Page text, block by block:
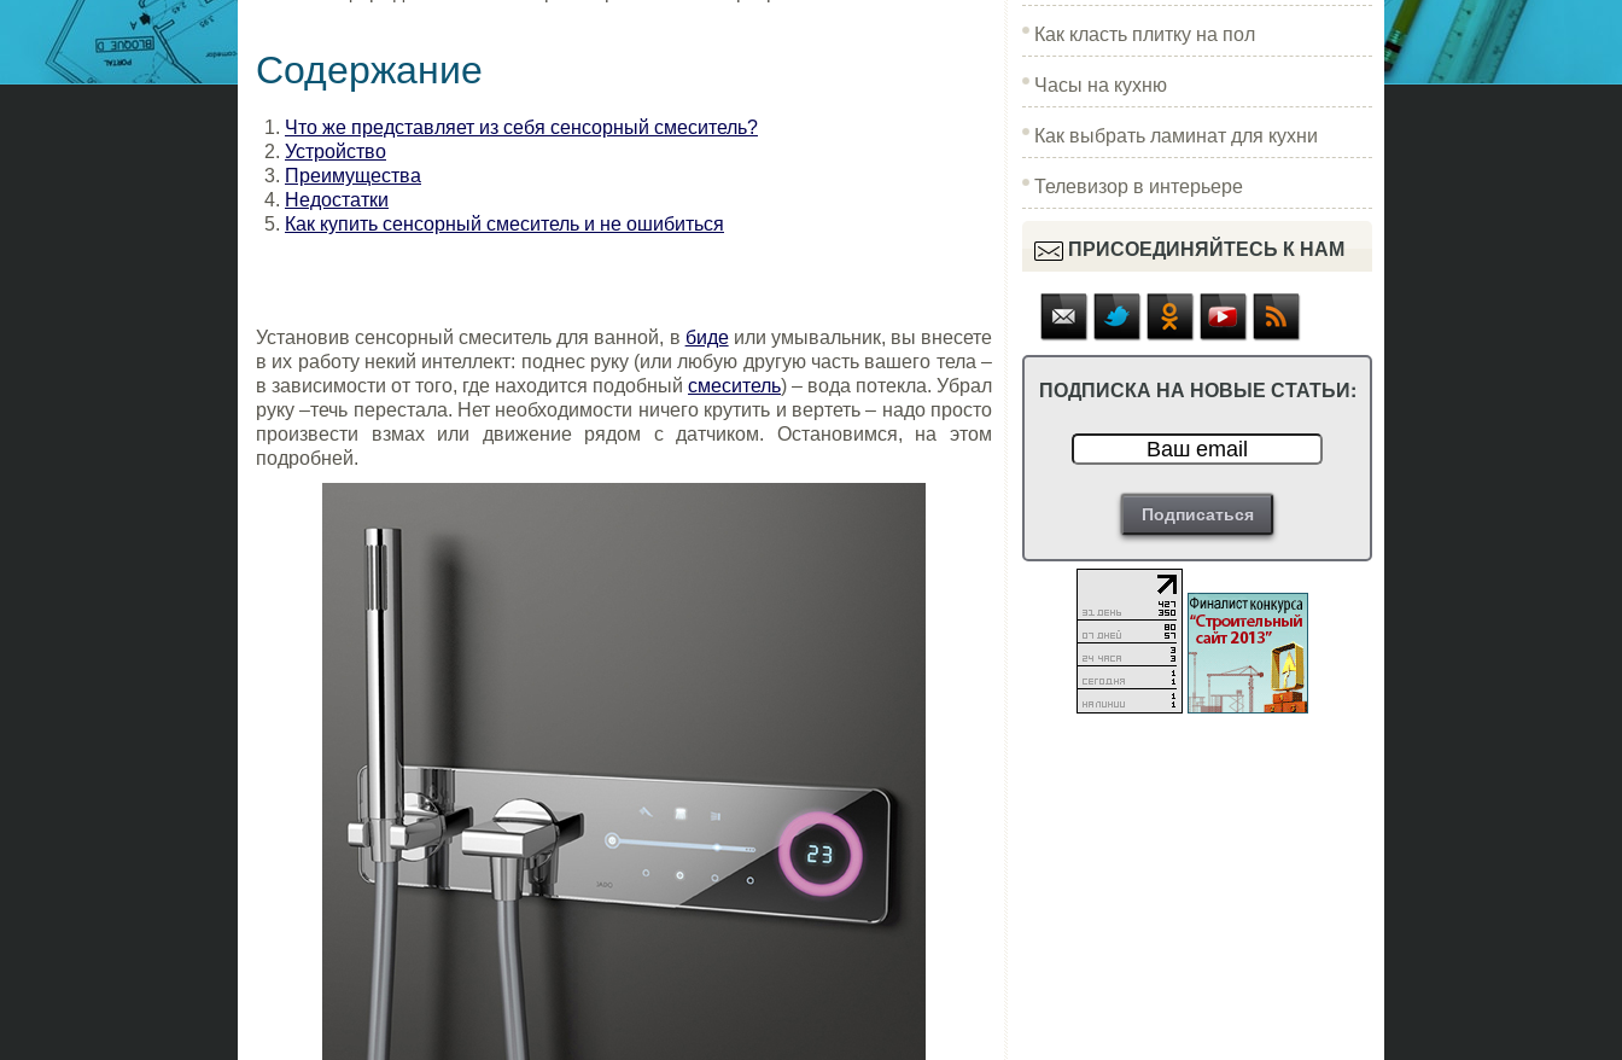
Содержание
Что же представляет из себя сенсорный смеситель?
Устройство
Преимущества
Недостатки
Как купить сенсорный смеситель и не ошибиться
Установив сенсорный смеситель для ванной, в бидеили умывальник, вы внесете
в их работу некий интеллект: поднес руку (или любую другую часть вашего тела –
в зависимости от того, где находится подобный смеситель) – вода потекла. Убрал
руку –течь перестала. Нет необходимости ничего крутить и вертеть – надо просто
произвести взмах или движение рядом с датчиком. Остановимся, на этом
подробней.
Как класть плитку на пол
Часы на кухню
Как выбрать ламинат для кухни
Телевизор в интерьере
ПРИСОЕДИНЯЙТЕСЬ К НАМ
ПОДПИСКА НА НОВЫЕ СТАТЬИ: